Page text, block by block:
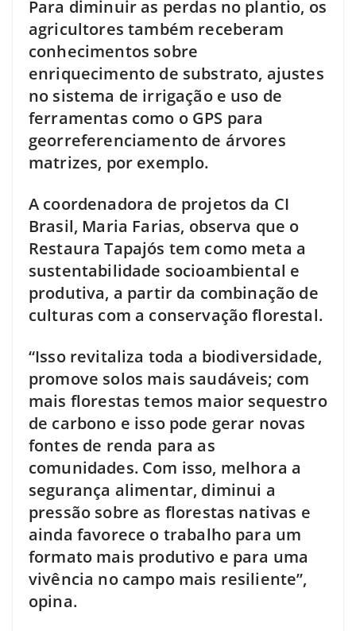
Para diminuir as perdas no plantio, os
agricultores também receberam
conhecimentos sobre
enriquecimento de substrato, ajustes
no sistema de irrigação e uso de
ferramentas como o GPS para
georreferenciamento de árvores
matrizes, por exemplo.
A coordenadora de projetos da CI
Brasil, Maria Farias, observa que o
Restaura Tapajós tem como meta a
sustentabilidade socioambiental e
produtiva, a partir da combinação de
culturas com a conservação florestal.
“Isso revitaliza toda a biodiversidade,
promove solos mais saudáveis; com
mais florestas temos maior sequestro
de carbono e isso pode gerar novas
fontes de renda para as
comunidades. Com isso, melhora a
segurança alimentar, diminui a
pressão sobre as florestas nativas e
ainda favorece o trabalho para um
formato mais produtivo e para uma
vivência no campo mais resiliente”,
opina.